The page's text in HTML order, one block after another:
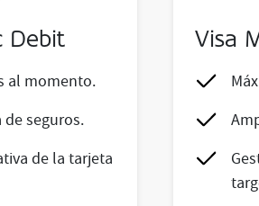
Debit
al momento.
seguros.
de la tarjeta
Visa